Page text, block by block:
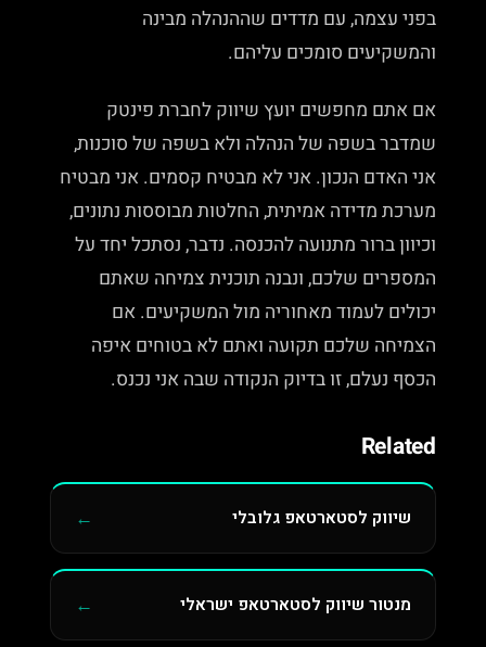
בפני עצמה, עם מדדים שההנהלה מבינה
והמשקיעים סומכים עליהם.
אם אתם מחפשים יועץ שיווק לחברת פינטק
שמדבר בשפה של הנהלה ולא בשפה של סוכנות,
אני האדם הנכון. אני לא מבטיח קסמים. אני מבטיח
מערכת מדידה אמיתית, החלטות מבוססות נתונים,
וכיוון ברור מתנועה להכנסה. נדבר, נסתכל יחד על
המספרים שלכם, ונבנה תוכנית צמיחה שאתם
יכולים לעמוד מאחוריה מול המשקיעים. אם
הצמיחה שלכם תקועה ואתם לא בטוחים איפה
הכסף נעלם, זו בדיוק הנקודה שבה אני נכנס.
Related
שיווק לסטארטאפ גלובלי
מנטור שיווק לסטארטאפ ישראלי